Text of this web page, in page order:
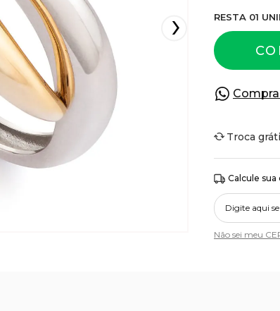
RESTA 01
Troca
Calcule
Não sei meu